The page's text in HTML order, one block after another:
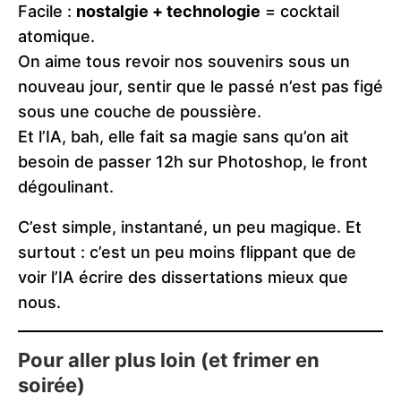
Facile : nostalgie + technologie = cocktail
atomique.
On aime tous revoir nos souvenirs sous un
nouveau jour, sentir que le passé n’est pas figé
sous une couche de poussière.
Et l’IA, bah, elle fait sa magie sans qu’on ait
besoin de passer 12h sur Photoshop, le front
dégoulinant.
C’est simple, instantané, un peu magique. Et
surtout : c’est un peu moins flippant que de
voir l’IA écrire des dissertations mieux que
nous.
Pour aller plus loin (et frimer en
soirée)